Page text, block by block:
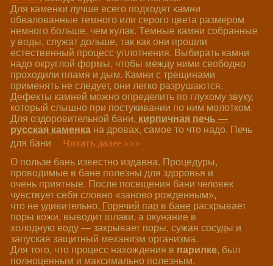
Для каменки лучше всего подходят камни
обвалованные темного или серого цвета размером
немного больше, чем кулак. Темные камни собранные
у воды, служат дольше, так как они прошли
естественный процесс уплотнения. Выбирать камни
надо округлой формы, чтобы между ними свободно
проходили пламя и дым. Камни с трещинами
применять не следует, они легко разрушаются.
Дефекты камней можно определить по глухому звуку,
который слышно при постукивании по ним молотком.
Для оздоровительной бани, кирпичная печь —
русская каменка на дровах, самое то что надо. Печь
для бани
Читать далее >>>
О пользе бань известно издавна. Процедуры,
проводимые в бане полезны для здоровья и
очень приятные. После посещения бани человек
чувствует себя словно «заново рожденным»,
что не удивительно. Горячий пар в бане раскрывает
поры кожи, выводит шлаки, а окунание в
холодную воду — закрывает поры, сужая сосуды и
запуская защитный механизм организма.
Для того, что процесс нахождения в парилке, был
полноценным и максимально полезным,